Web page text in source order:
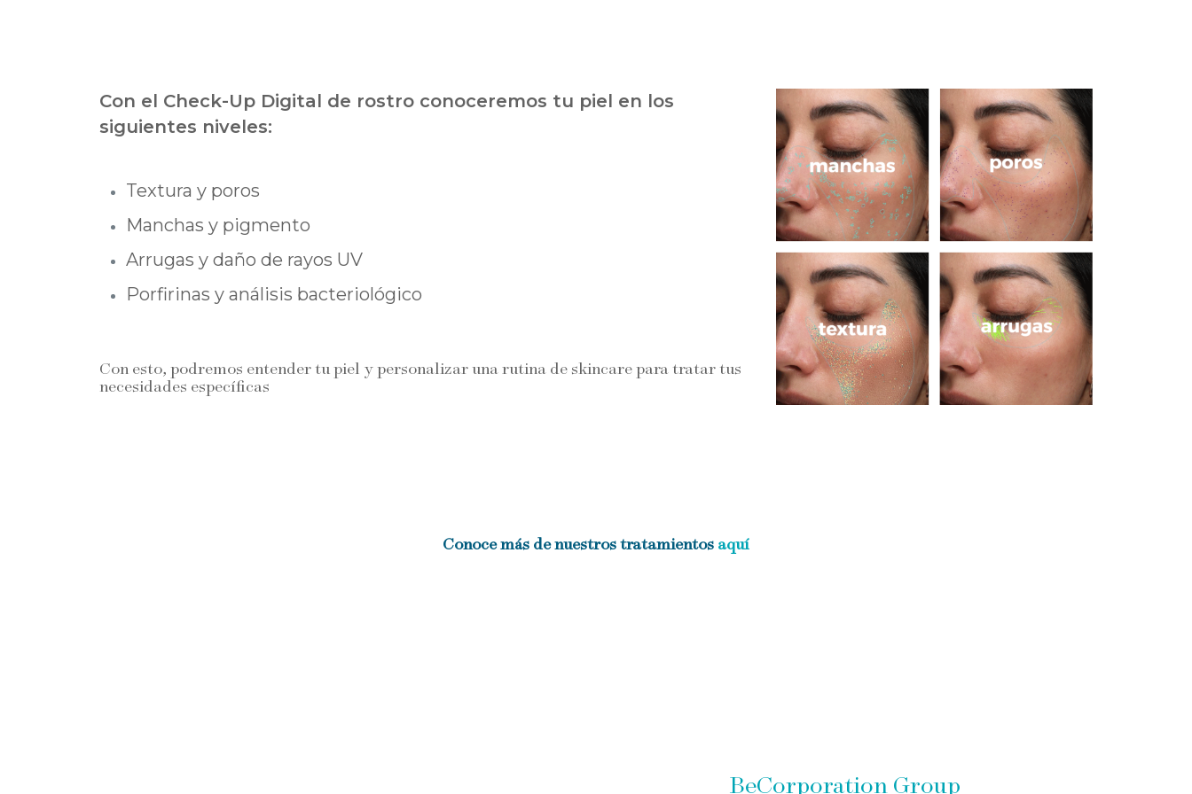
Con el Check-Up Digital de rostro conoceremos tu piel en los
siguientes niveles:
Textura y poros
Manchas y pigmento
Arrugas y daño de rayos UV
Porfirinas y análisis bacteriológico
Con esto, podremos entender tu piel y personalizar una rutina de skincare para tratar tus
necesidades específicas
Conoce más de nuestros tratamientos aquí
BeCorporation Group